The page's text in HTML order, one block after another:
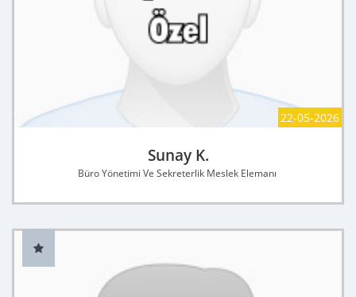
22-05-2026
Sunay K.
Büro Yönetimi Ve Sekreterlik Meslek Elemanı